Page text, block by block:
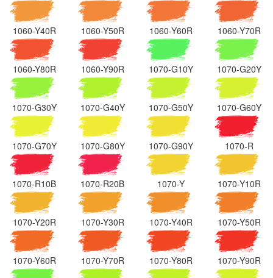
1060-Y40R 1060-Y50R 1060-Y60R 1060-Y70R
1060-Y80R 1060-Y90R 1070-G10Y 1070-G20Y
1070-G30Y 1070-G40Y 1070-G50Y 1070-G60Y
1070-G70Y 1070-G80Y 1070-G90Y 1070-R
1070-R10B 1070-R20B 1070-Y 1070-Y10R
1070-Y20R 1070-Y30R 1070-Y40R 1070-Y50R
1070-Y60R 1070-Y70R 1070-Y80R 1070-Y90R